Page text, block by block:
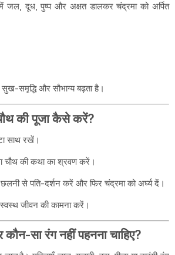
जल, दूध, पुष्प और अक्षत डालकर चंद्रमा को अर्पित
समृद्धि और सौभाग्य बढ़ता है।
की पूजा कैसे करें?
साथ रखें।
चौथ की कथा का श्रवण करें।
से पति-दर्शन करें और फिर चंद्रमा को अर्घ्य दें।
जीवन की कामना करें।
सा रंग नहीं पहनना चाहिए?